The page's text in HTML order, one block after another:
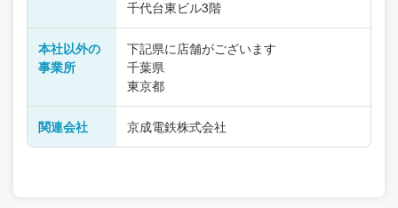
千代台東ビル3階
本社以外の
事業所
下記県に店舗がございます
千葉県
東京都
関連会社 京成電鉄株式会社